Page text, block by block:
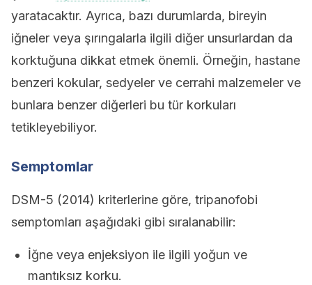
yaratacaktır. Ayrıca, bazı durumlarda, bireyin
iğneler veya şırıngalarla ilgili diğer unsurlardan da
korktuğuna dikkat etmek önemli. Örneğin, hastane
benzeri kokular, sedyeler ve cerrahi malzemeler ve
bunlara benzer diğerleri bu tür korkuları
tetikleyebiliyor.
Semptomlar
DSM-5 (2014) kriterlerine göre, tripanofobi
semptomları aşağıdaki gibi sıralanabilir:
İğne veya enjeksiyon ile ilgili yoğun ve
mantıksız korku.